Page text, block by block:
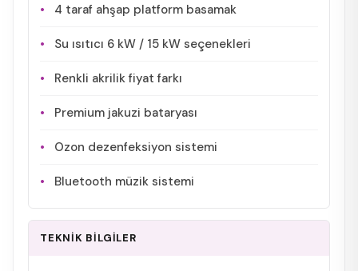
4 taraf ahşap platform basamak
Su ısıtıcı 6 kW / 15 kW seçenekleri
Renkli akrilik fiyat farkı
Premium jakuzi bataryası
Ozon dezenfeksiyon sistemi
Bluetooth müzik sistemi
TEKNİK BİLGİLER